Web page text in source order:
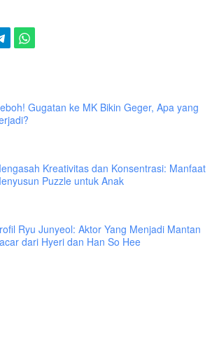
Gugatan ke MK Bikin Geger, Apa yang
Kreativitas dan Konsentrasi: Manfaat
Puzzle untuk Anak
Ryu Junyeol: Aktor Yang Menjadi Mantan
dari Hyeri dan Han So Hee